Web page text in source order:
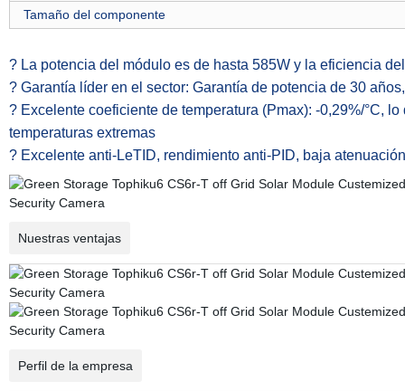
Tamaño del componente
? La potencia del módulo es de hasta 585W y la eficiencia
? Garantía líder en el sector: Garantía de potencia de 30
? Excelente coeficiente de temperatura (Pmax): -0,29%/°C,
temperaturas extremas
? Excelente anti-LeTID, rendimiento anti-PID, baja
Nuestras ventajas
Perfil de la empresa